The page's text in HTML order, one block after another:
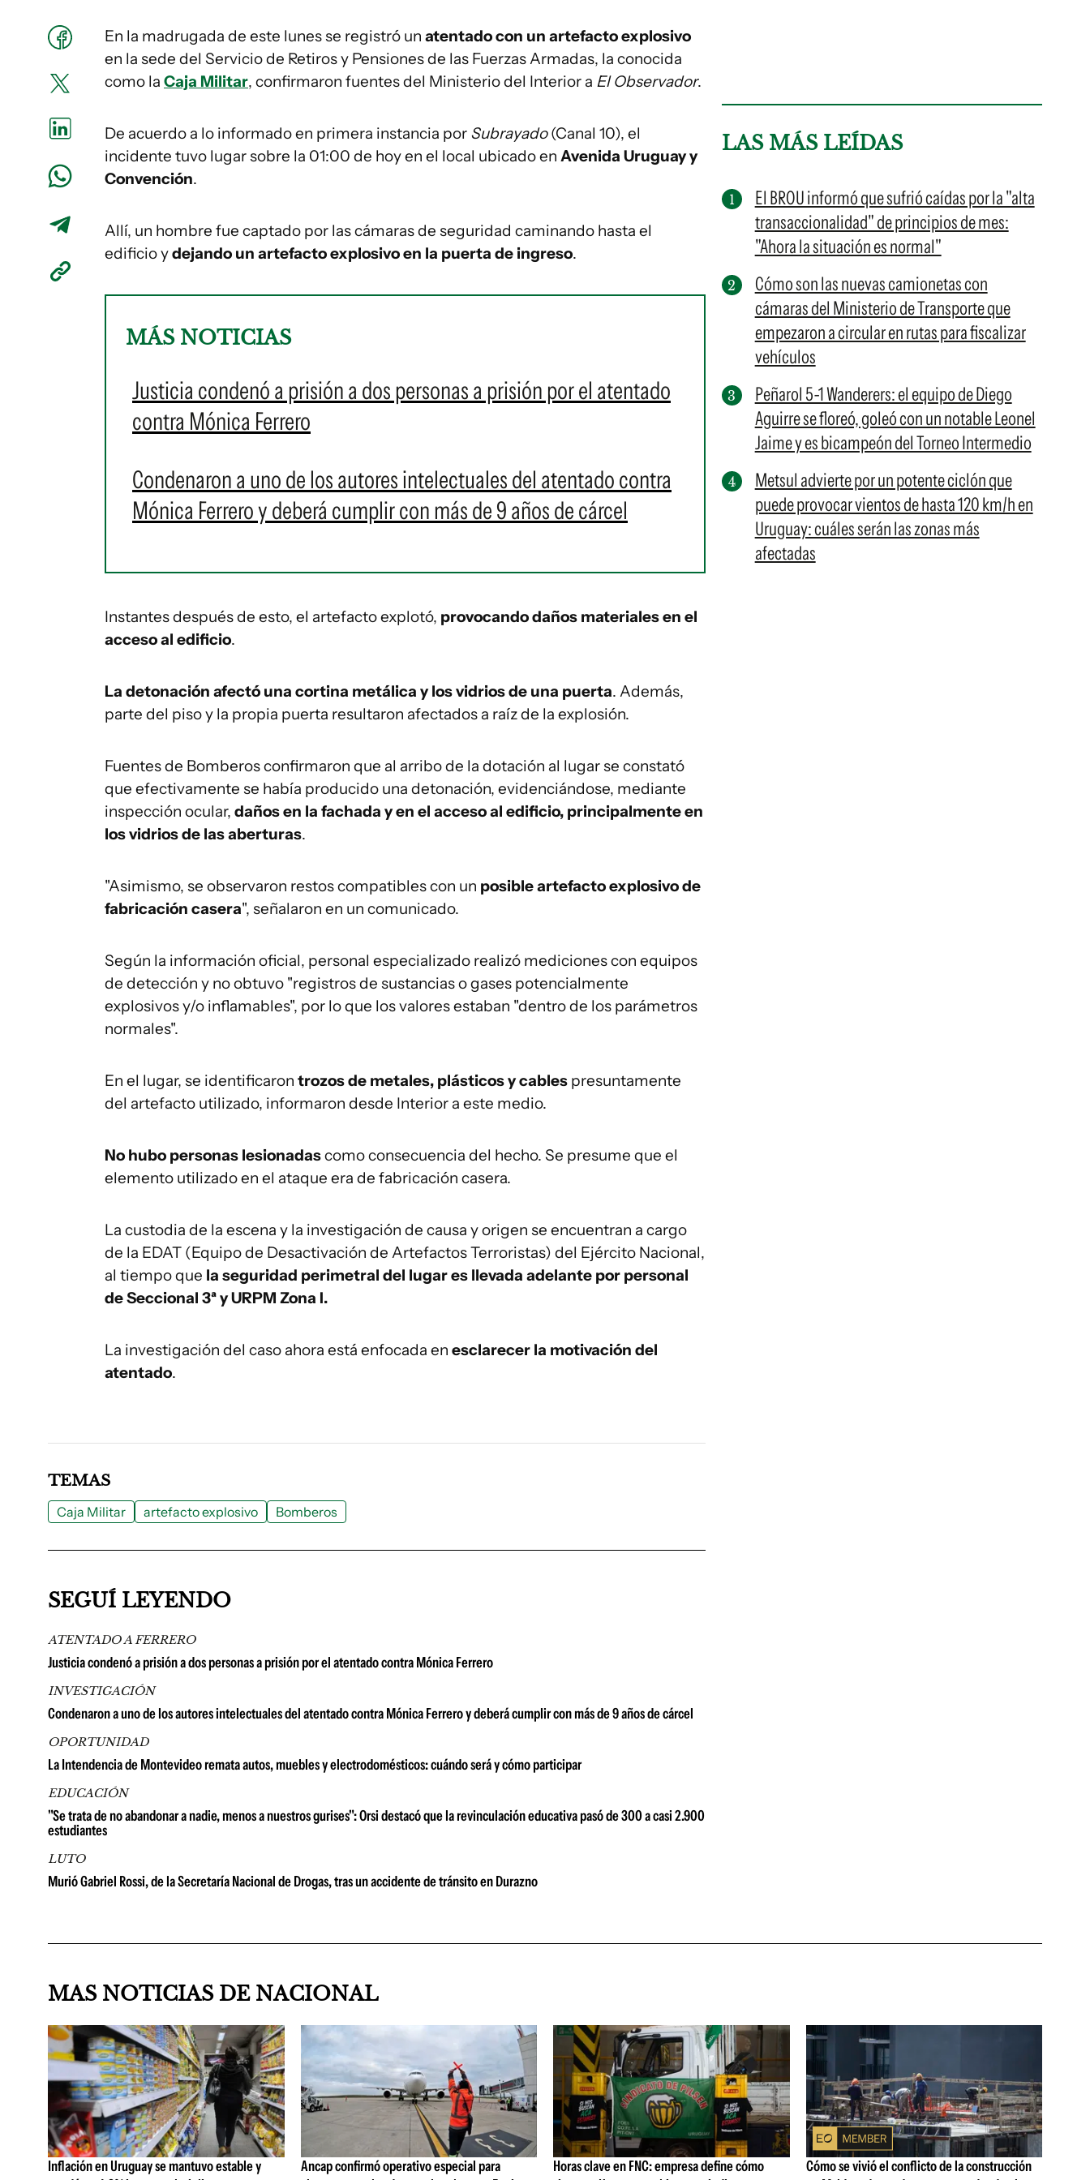
En la madrugada de este lunes se registró un atentado con un artefacto explosivo
en la sede del Servicio de Retiros y Pensiones de las Fuerzas Armadas, la conocida
como la Caja Militar, confirmaron fuentes del Ministerio del Interior a El Observador.
De acuerdo a lo informado en primera instancia por Subrayado(Canal 10), el
incidente tuvo lugar sobre la 01:00 de hoy en el local ubicado en Avenida Uruguayy
Convención.
Allí, un hombre fue captado por las cámaras de seguridad caminando hasta el
edificio ydejando un artefacto explosivo en la puerta de ingreso.
MÁS NOTICIAS
Justicia condenó a prisión a dos personas a prisión por el atentado
contra Mónica Ferrero
Condenaron a uno de los autores intelectuales del atentado contra
Mónica Ferrero y deberá cumplir con más de 9 años de cárcel
Instantes después de esto, el artefacto explotó, provocando daños materiales en el
acceso al edificio.
La detonación afectó una cortina metálica y los vidrios de una puerta. Además,
parte del piso y la propia puerta resultaron afectados a raíz de la explosión.
Fuentes de Bomberos confirmaron que al arribo de la dotación al lugar se constató
que efectivamente se había producido una detonación, evidenciándose, mediante
inspección ocular, daños en la fachada y en el acceso al edificio, principalmente en
los vidrios de las aberturas.
"Asimismo, se observaron restos compatibles con un posible artefacto explosivo de
fabricación casera", señalaron en un comunicado.
Según la información oficial, personal especializado realizó mediciones con equipos
de detección y no obtuvo "registros de sustancias o gases potencialmente
explosivos y/o inflamables", por lo que los valores estaban "dentro de los parámetros
normales".
En el lugar, se identificaron trozos de metales, plásticos y cables presuntamente
del artefacto utilizado, informaron desde Interior a este medio.
No hubo personas lesionadascomo consecuencia del hecho. Se presume que el
elemento utilizado en el ataque era de fabricación casera.
La custodia de la escena y la investigación de causa y origen se encuentran a cargo
de la EDAT (Equipo de Desactivación de Artefactos Terroristas) del Ejército Nacional,
al tiempo que la seguridad perimetral del lugar es llevada adelante por personal
de Seccional 3ª y URPM Zona I.
La investigación del caso ahora está enfocada en esclarecer la motivación del
atentado.
LAS MÁS LEÍDAS
El BROU informó que sufrió caídas por la "alta
transaccionalidad" de principios de mes:
"Ahora la situación es normal"
Cómo son las nuevas camionetas con
cámaras del Ministerio de Transporte que
empezaron a circular en rutas para fiscalizar
vehículos
Peñarol 5-1 Wanderers: el equipo de Diego
Aguirre se floreó, goleó con un notable Leonel
Jaime y es bicampeón del Torneo Intermedio
Metsul advierte por un potente ciclón que
puede provocar vientos de hasta 120 km/h en
Uruguay: cuáles serán las zonas más
afectadas
TEMAS
Caja Militar artefacto explosivo Bomberos
SEGUÍ LEYENDO
ATENTADO A FERRERO
Justicia condenó a prisión a dos personas a prisión por el atentado contra Mónica Ferrero
INVESTIGACIÓN
Condenaron a uno de los autores intelectuales del atentado contra Mónica Ferrero y deberá cumplir con más de 9 años de cárcel
OPORTUNIDAD
La Intendencia de Montevideo remata autos, muebles y electrodomésticos: cuándo será y cómo participar
EDUCACIÓN
"Se trata de no abandonar a nadie, menos a nuestros gurises": Orsi destacó que la revinculación educativa pasó de 300 a casi 2.900
estudiantes
LUTO
Murió Gabriel Rossi, de la Secretaría Nacional de Drogas, tras un accidente de tránsito en Durazno
MAS NOTICIAS DE NACIONAL
Inflación en Uruguay se mantuvo estable y
Ancap confirmó operativo especial para
Horas clave en FNC: empresa define cómo
Cómo se vivió el conflicto de la construcción